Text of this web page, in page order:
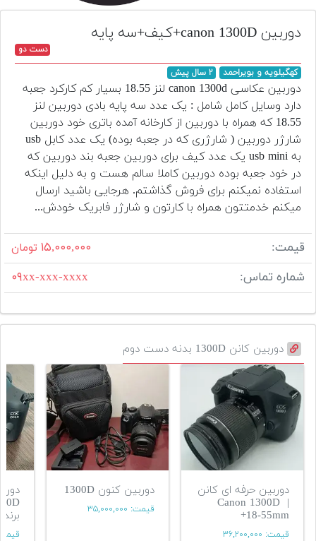
تجهیزات
مکث
افزودن
محصول
دست
دوم
لیست
قیمت
دوربین
دوربین canon 1300D+کیف+سه پایه
دست دو
کهگیلویه و بویراحمد ۲ سال پیش
دوربین عکاسی canon 1300d لنز 18.55 بسیار کم کارکرد جعبه
دارد وسایل کامل شامل : یک عدد سه پایه بادی دوربین لنز
18.55 که همراه با دوربین از کارخانه آمده باتری خود دوربین
شارژر دوربین ( شارژری که در جعبه بوده) یک عدد کابل usb
به usb mini یک عدد کیف برای دوربین جعبه بند دوربین که
در خود جعبه بوده دوربین کاملا سالم هست و به دلیل اینکه
استفاده نمیکنم برای فروش گذاشتم. هرجایی باشید ارسال
میکنم خدمتتون همراه با کارتون و شارژر فابریک خودش...
قیمت: ۱۵,۰۰۰,۰۰۰ تومان
شماره تماس: ۰۹xx-xxx-xxxx
دوربین کانن 1300D بدنه دست دوم
دوربین حرفه ای کانن
| Canon 1300D
+18-55mm
قیمت: ۳۶,۲۰۰,۰۰۰
دوربین کنون 1300D
قیمت: ۳۵,۰۰۰,۰۰۰ برند berno